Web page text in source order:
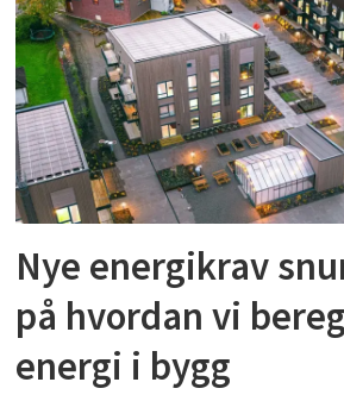
Nye energikrav
på hvordan vi
energi i bygg